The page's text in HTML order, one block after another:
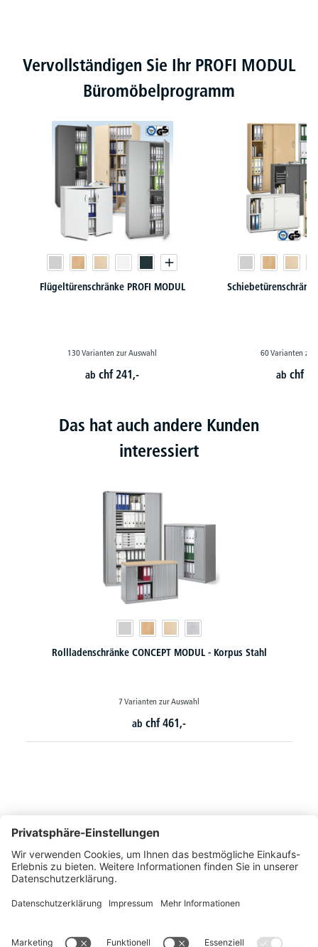
Produktgalerie überspringen
Vervollständigen Sie Ihr PROFI MODUL
Büromöbelprogramm
Flügeltürenschränke PROFI MODUL
130 Varianten zur Auswahl
abchf 241,-
60 Varianten zur
abchf
Das hat auch andere Kunden
interessiert
Rollladenschränke MULTI MODUL
36 Varianten zur Auswahl
ab chf 373,-
Montags bis Freitags von 08:30 - 17:00 Uhr
+41 44 240 / 11 55
+41 44 240 / 11 57
info@office-trade.ch